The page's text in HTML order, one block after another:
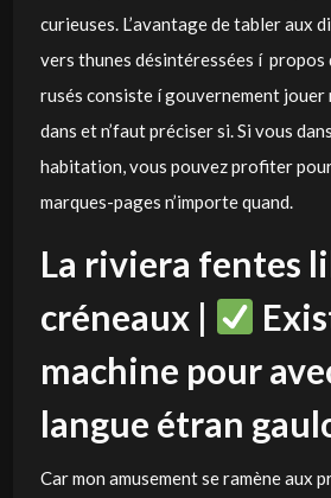
curieuses. L’avantage de tabler aux
vers thunes désintéressées í propos
rusés consiste í gouvernement jouer
dans et n’faut préciser si.Si vous
habitation, vous pouvez profiter
marques-pages n’importe quand.
La riviera fentes
créneaux |
machine pour
langue étran
Car mon amusement se ramène aux